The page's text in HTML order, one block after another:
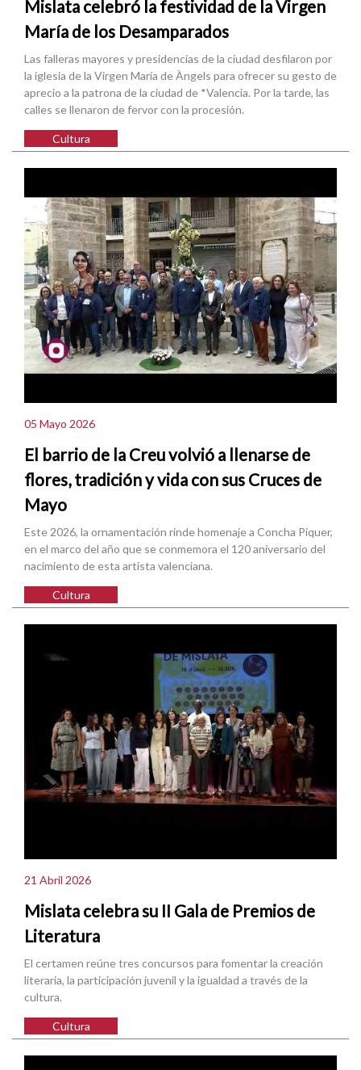
Mislata celebró la festividad de la Virgen
María de los Desamparados
Las falleras mayores y presidencias de la ciudad desfilaron por
la iglesia de la Virgen María de Àngels para ofrecer su gesto de
aprecio a la patrona de la ciudad de *Valencia. Por la tarde, las
calles se llenaron de fervor con la procesión.
Cultura
05 Mayo 2026
El barrio de la Creu volvió a llenarse de
flores, tradición y vida con sus Cruces de
Mayo
Este 2026, la ornamentación rinde homenaje a Concha Piquer,
en el marco del año que se conmemora el 120 aniversario del
nacimiento de esta artista valenciana.
Cultura
21 Abril 2026
Mislata celebra su II Gala de Premios de
Literatura
El certamen reúne tres concursos para fomentar la creación
literaria, la participación juvenil y la igualdad a través de la
cultura.
Cultura